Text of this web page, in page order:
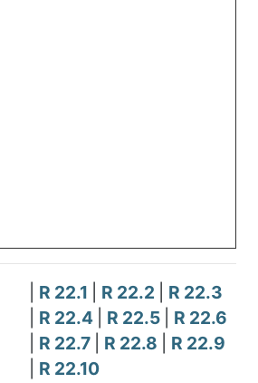
R 22.1 R 22.2
R 22.3
R 22.4 R 22.5
R 22.6
R 22.7 R 22.8
R 22.9
R 22.10